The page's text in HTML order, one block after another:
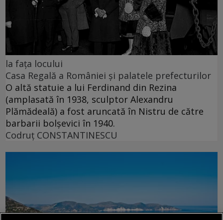
la fața locului
Casa Regală a României și palatele prefecturilor
O altă statuie a lui Ferdinand din Rezina
(amplasată în 1938, sculptor Alexandru
Plămădeală) a fost aruncată în Nistru de către
barbarii bolșevici în 1940.
Codruţ CONSTANTINESCU